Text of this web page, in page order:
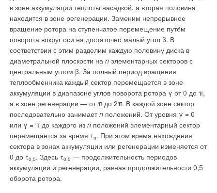
в зоне аккумуляции теплоты насадкой, а вторая половина
находится в зоне регенерации. Заменим непрерывное
вращение ротора на ступенчатое перемещение путём
поворота вокруг оси на достаточно малый угол β. В
соответствии с этим разделим каждую половину диска в
диаметральной плоскости на n элементарных секторов с
центральным углом β. За полный период вращения
теплообменника каждый сектор перемещается в зоне
аккумуляции в диапазоне углов поворота ротора γ от 0 до π,
а в зоне регенерации — от π до 2π. В каждой зоне сектор
последовательно занимаетn положений. От уровня γ = 0
или γ = π до каждого из n положений элементарный сектор
перемещается за время τn. При этом время нахождения
сектора в зонах аккумуляции или регенерации изменяется от
0 до τ0,5. Здесь τ0,5 — продолжительность периодов
аккумуляции и регенерации, равная продолжительности 0,5
оборота ротора.
Петербург, Воронеж). Использование моторов российского
производства («родом» из Владимира, Ярославля,
Сарапула, Медногорска («ВЭМП», «Элдин», «Уралэлектро»)
— это и есть реальное импортозамещение.
О рабочих колёсах и аэродинамических схемах. Как
известно, с 2014 года производство высококачественных
стальных колёс с семью лопатками в Щёлково открыла
немецкая фирма «Селябик» (Ziehl-ABEGG), фактически
ставшая российским производителем — по аналогии с
Volkswagen. Роботизированная сварка, подготовка
поверхности, окраска, балансировка, сборка и упаковка
более 20 тыс. штук в год колёс «Селябик» происходит по
процедурам немецкого завода. Благодаря применению
колеса «Селябик» многие российские компании стали
производить вентиляторы хорошего качества. Компания
«ВЕЗА» построила аналогичное производство ещё в 2000